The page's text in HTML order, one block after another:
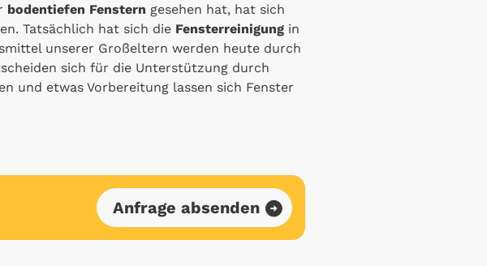
bodentiefen Fenstern gesehen hat, hat sich
Tatsächlich hat sich die Fensterreinigung in
unserer Großeltern werden heute durch
sich für die Unterstützung durch
und etwas Vorbereitung lassen sich Fenster
Anfrage absenden